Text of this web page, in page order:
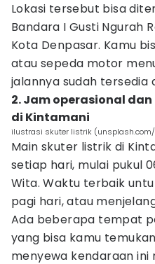
Lokasi tersebut bisa
Bandara I Gusti Ngurah
Kota Denpasar. Kamu
atau sepeda motor
jalannya sudah tersedia
2. Jam operasional
di Kintamani
ilustrasi skuter listrik (unsplash.com/
Main skuter listrik di
setiap hari, mulai pukul
Wita. Waktu terbaik
pagi hari, atau
Ada beberapa tempat
yang bisa kamu
menyewa kendaraan ini